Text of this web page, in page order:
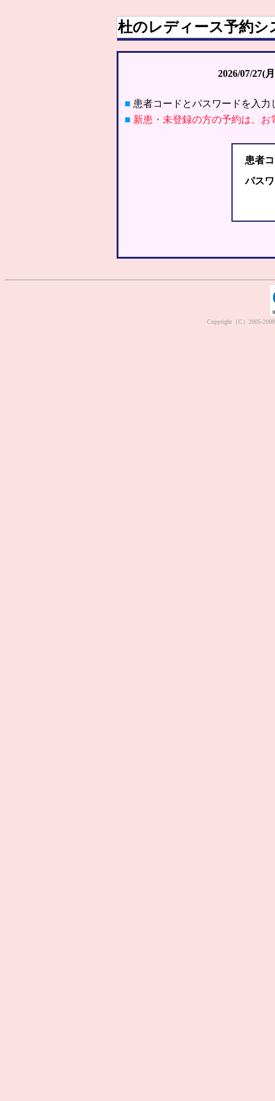
杜のレディース予約シ
2026/07/27(
■ 患者コードとパスワードを入
■ 新患・未登録の方の予約は、
患者
パス
Copyright（C）2005-